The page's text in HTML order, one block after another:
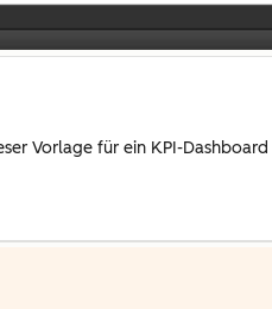
Vorlage für ein KPI-